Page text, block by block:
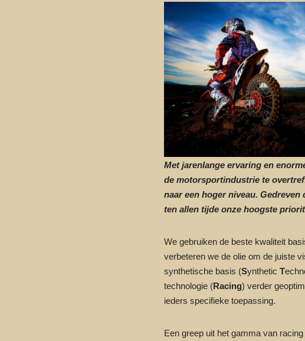
Met jarenlange ervaring en
de motorsportindustrie te
naar een hoger niveau.
ten allen tijde onze hoogste
We gebruiken de beste kwaliteit
verbeteren we de olie om de juiste
synthetische basis (Synthetic T
technologie (Racing) verder
ieders specifieke toepassing.
Een greep uit het gamma van